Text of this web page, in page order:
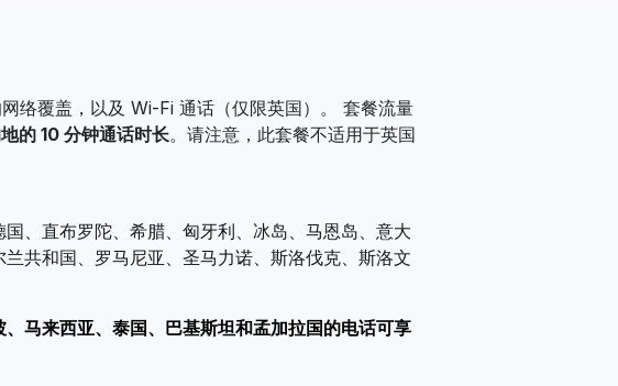
络覆盖，以及 Wi-Fi 通话（仅限英国）。 套餐流量
的 10 分钟通话时长。请注意，此套餐不适用于英国
、直布罗陀、希腊、匈牙利、冰岛、马恩岛、意大
共和国、罗马尼亚、圣马力诺、斯洛伐克、斯洛文
马来西亚、泰国、巴基斯坦和孟加拉国的电话可享